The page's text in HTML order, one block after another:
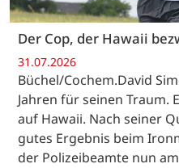
Der Cop, der Hawaii
31.07.2026
Büchel/Cochem.David
Jahren für seinen Traum.
auf Hawaii. Nach seiner
gutes Ergebnis beim
der Polizeibeamte nun